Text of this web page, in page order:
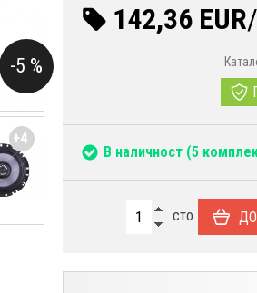
142,36 EUR/
В наличност (5
сто
-5 %
+4